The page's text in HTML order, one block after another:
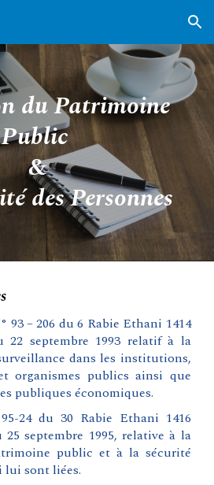
Skip to navigation
du Patrimoine
Public
&
des Personnes
93 – 206 du 6 Rabie Ethani 1414
22 septembre 1993 relatif à la
dans les institutions,
organismes publics ainsi que
publiques économiques.
24 du 30 Rabie Ethani 1416
septembre 1995, relative à la
public et à la sécurité
lui sont liées.